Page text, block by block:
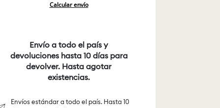
Calcular envío
Envío a todo el país y
devoluciones hasta 10 días para
devolver. Hasta agotar
existencias.
Envíos estándar a todo el país. Hasta 10